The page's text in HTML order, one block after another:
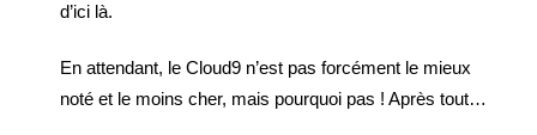
d’ici là.
En attendant, le Cloud9 n’est pas forcément le mieux
noté et le moins cher, mais pourquoi pas ! Après tout…